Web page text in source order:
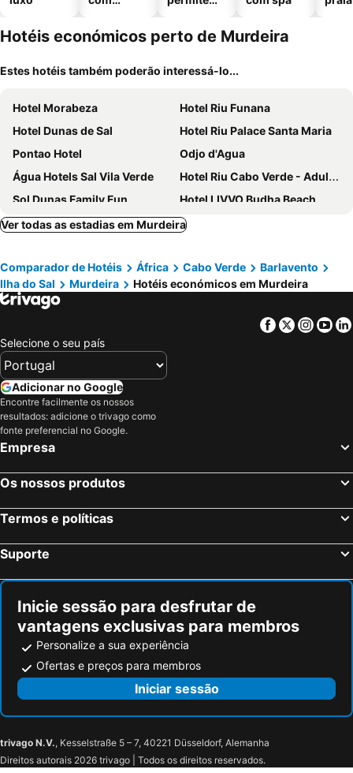
Hotéis económicos perto de Murdeira
Estes hotéis também poderão interessá-lo...
Hotel Morabeza
Hotel Riu Funana
Hotel Dunas de Sal
Hotel Riu Palace Santa Maria
Pontao Hotel
Odjo d'Agua
Água Hotels Sal Vila Verde
Hotel Riu Cabo Verde - Adults Only - All Inclusive
Sol Dunas Family Fun
Hotel LIVVO Budha Beach
Mar Azul - By Manu
Hotel Sobrado
Ouril Hotel Julia
Hotel Sobrado
Porta Do Vento
Patio Antigo Residence
Blue Eagle Guesthouse - Casa de hospedes
Central Sal
ApartHotel NhaTerra
Royal Horizon Beijo Mansão - Ponta Sino
Damfjord Boutique Hotel
Hotel Oasis Belorizonte
Casa Pau
Yacht Club Sal
Tres Caravelas Studio Flats
Baia Palmeira Residence
Meliá Laguna Beach
Atlantico
Ponta Preta Aparthotel
Oásis Atlântico Novorizonte
Hotel Djadsal Holiday Club
Sal Beach Club
Misturod - Holiday Apartments
Leme Bedje Residence
Ver todas as estadias em Murdeira
Comparador de Hotéis África Cabo Verde
Barlavento
Ilha do Sal
Murdeira Hotéis económicos em Murdeira
Facebook
Twitter
Selecione o seu país
Adicionar no Google
Encontre facilmente os nossos
resultados: adicione o trivago como
fonte preferencial no Google.
Empresa
Os nossos produtos
Termos e políticas
Suporte
Inicie sessão para desfrutar de
vantagens exclusivas para membros
Personalize a sua experiência
Ofertas e preços para membros
Iniciar sessão
trivago N.V., Kesselstraße 5 – 7, 40221 Düsseldorf, Alemanha
Direitos autorais 2026 trivago | Todos os direitos reservados.